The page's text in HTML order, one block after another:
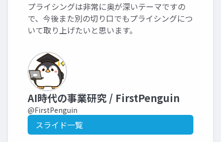
プライシングは非常に奥が深いテーマですの
で、今後また別の切り口でもプライシングにつ
いて取り上げたいと思います。
AI時代の事業研究 / FirstPenguin
@FirstPenguin
スライド一覧